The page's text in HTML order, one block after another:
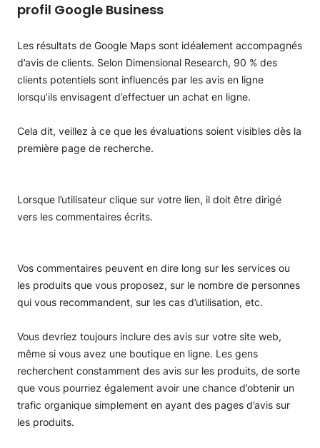
profil Google Business
Les résultats de Google Maps sont idéalement accompagnés
d’avis de clients. Selon Dimensional Research, 90 % des
clients potentiels sont influencés par les avis en ligne
lorsqu’ils envisagent d’effectuer un achat en ligne.
Cela dit, veillez à ce que les évaluations soient visibles dès la
première page de recherche.
Lorsque l’utilisateur clique sur votre lien, il doit être dirigé
vers les commentaires écrits.
Vos commentaires peuvent en dire long sur les services ou
les produits que vous proposez, sur le nombre de personnes
qui vous recommandent, sur les cas d’utilisation, etc.
Vous devriez toujours inclure des avis sur votre site web,
même si vous avez une boutique en ligne. Les gens
recherchent constamment des avis sur les produits, de sorte
que vous pourriez également avoir une chance d’obtenir un
trafic organique simplement en ayant des pages d’avis sur
les produits.